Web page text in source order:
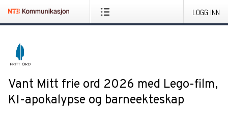
LOGG INN
Vant Mitt frie ord 2026 med Lego-film,
KI-apokalypse og barneekteskap